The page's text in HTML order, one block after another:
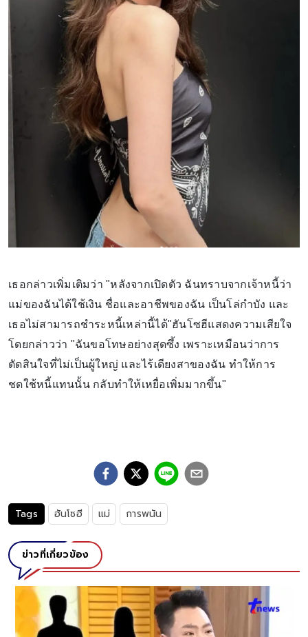
เธอกล่าวเพิ่มเติมว่า "หลังจากเปิดตัว ฉันทราบจากเจ้าหนี้ว่า
แม่ของฉันได้ใช้เงิน ชื่อและอาชีพของฉัน เป็นโล่กำบัง และ
เธอไม่สามารถชำระหนี้เหล่านี้ได้"ฮันโซฮีแสดงความเสียใจ
โดยกล่าวว่า "ฉันขอโทษอย่างสุดซึ้ง เพราะเหมือนว่าการ
ตัดสินใจที่ไม่เป็นผู้ใหญ่ และไร้เดียงสาของฉัน ทำให้การ
ชดใช้หนี้แทนนั้น กลับทำให้เหยื่อเพิ่มมากขึ้น"
Tags ฮันโซฮี แม่ การพนัน
ข่าวที่เกี่ยวข้อง